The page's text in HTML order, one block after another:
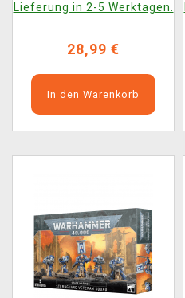
Lieferung in 2-5 Werktagen.
28,99 €
In den Warenkorb